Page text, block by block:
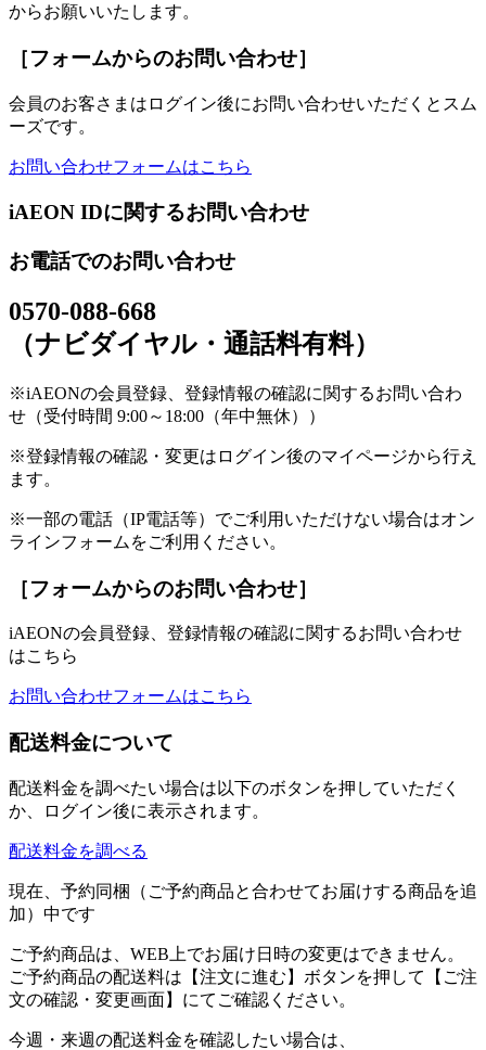
からお願いいたします。
［フォームからのお問い合わせ］
会員のお客さまはログイン後にお問い合わせいただくとスム
ーズです。
お問い合わせフォームはこちら
iAEON IDに関するお問い合わせ
お電話でのお問い合わせ
0570-088-668
（ナビダイヤル・通話料有料）
※iAEONの会員登録、登録情報の確認に関するお問い合わ
せ（受付時間 9:00～18:00（年中無休））
※登録情報の確認・変更はログイン後のマイページから行え
ます。
※一部の電話（IP電話等）でご利用いただけない場合はオン
ラインフォームをご利用ください。
［フォームからのお問い合わせ］
iAEONの会員登録、登録情報の確認に関するお問い合わせ
はこちら
お問い合わせフォームはこちら
配送料金について
配送料金を調べたい場合は以下のボタンを押していただく
か、ログイン後に表示されます。
配送料金を調べる
現在、予約同梱（ご予約商品と合わせてお届けする商品を追
加）中です
ご予約商品は、WEB上でお届け日時の変更はできません。
ご予約商品の配送料は【注文に進む】ボタンを押して【ご注
文の確認・変更画面】にてご確認ください。
今週・来週の配送料金を確認したい場合は、